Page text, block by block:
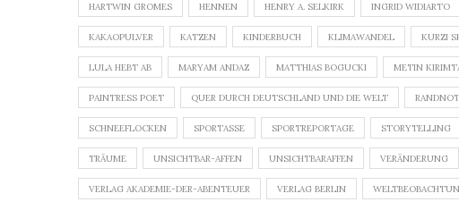
HARTWIN GROMES HENNEN HENRY A. SELKIRK INGRID WIDIARTO
KAKAOPULVER KATZEN KINDERBUCH KLIMAWANDEL KURZI
LULA HEBT AB MARYAM ANDAZ MATTHIAS BOGUCKI METIN
PAINTRESS POET QUER DURCH DEUTSCHLAND UND DIE WELT
SCHNEEFLOCKEN SPORTASSE SPORTREPORTAGE STORYTELLING
TRÄUME UNSICHTBAR-AFFEN UNSICHTBARAFFEN VERÄNDERUNG
VERLAG AKADEMIE-DER-ABENTEUER VERLAG BERLIN